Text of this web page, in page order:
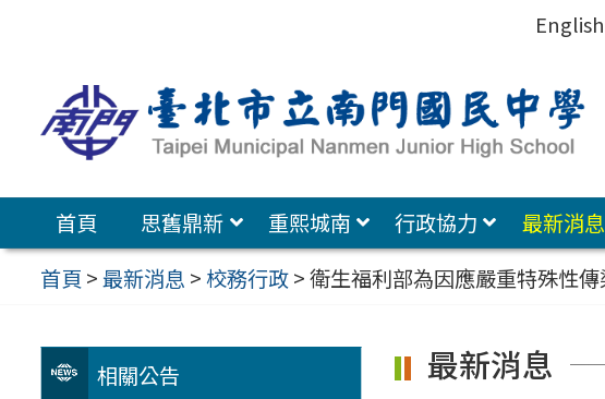
容
區
English
首頁 思舊鼎新 重熙城南 行政協力 最新消息
首頁 >最新消息 >校務行政>衛生福利部為因應嚴重特殊性
相關公告 最新消息